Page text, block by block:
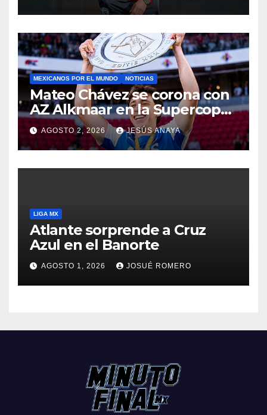
MEXICANOS POR EL MUNDO NOTICIAS
Mateo Chávez se corona con
AZ Alkmaar en la Supercopa
de Países Bajos
AGOSTO 2, 2026 JESÚS ANAYA
LIGA MX
Atlante sorprende a Cruz
Azul en el Banorte
AGOSTO 1, 2026 JOSUÉ ROMERO